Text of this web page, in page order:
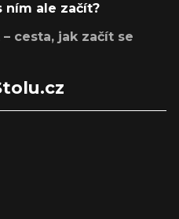
ním ale začít?
cesta, jak začít se